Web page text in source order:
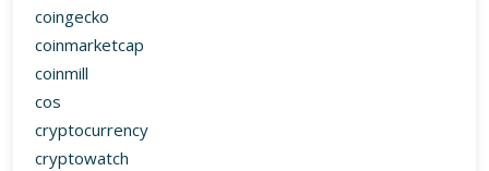
coingecko
coinmarketcap
coinmill
cos
cryptocurrency
cryptowatch